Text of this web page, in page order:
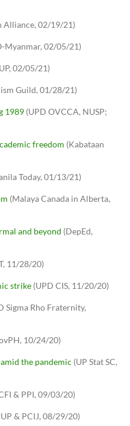
Alliance, 02/19/21)
Myanmar, 02/05/21)
02/05/21)
Guild, 01/28/21)
1989 (UPD OVCCA, NUSP;
freedom (Kabataan
Today, 01/13/21)
(Malaya Canada in Alberta,
and beyond (DepEd,
11/28/20)
strike (UPD CIS, 11/20/20)
Sigma Rho Fraternity,
10/24/20)
the pandemic (UP Stat SC,
& PPI, 09/03/20)
& PCIJ, 08/29/20)